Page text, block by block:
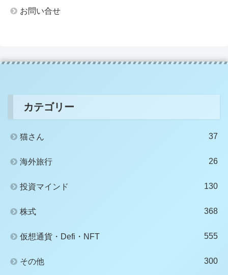
お問い合せ
カテゴリー
猫さん 37
海外旅行 26
投資マインド 130
株式 368
仮想通貨・Defi・NFT 555
その他 300